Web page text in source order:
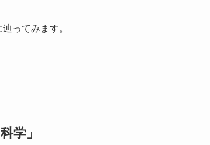
ってみます。
学」